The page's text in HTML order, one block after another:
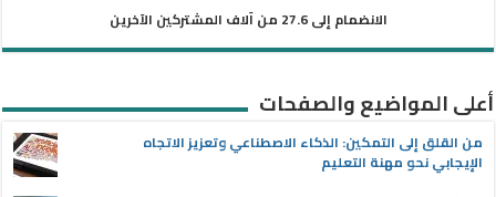
الانضمام إلى 27.6 من آلاف المشتركين الآخرين
أعلى المواضيع والصفحات
من القلق إلى التمكين: الذكاء الاصطناعي وتعزيز الاتجاه
الإيجابي نحو مهنة التعليم